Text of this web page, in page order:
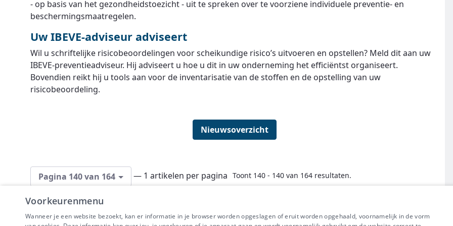
- op basis van het gezondheidstoezicht - uit te spreken over te voorziene individuele preventie- en
beschermingsmaatregelen.
Uw IBEVE-adviseur adviseert
Wil u schriftelijke risicobeoordelingen voor scheikundige risico’s uitvoeren en opstellen? Meld dit aan uw
IBEVE-preventieadviseur. Hij adviseert u hoe u dit in uw onderneming het efficiëntst organiseert.
Bovendien reikt hij u tools aan voor de inventarisatie van de stoffen en de opstelling van uw
risicobeoordeling.
Nieuwsoverzicht
Pagina 140 van 164 — 1 artikelen per pagina Toont 140 - 140 van 164 resultaten.
Voorkeurenmenu
Wanneer je een website bezoekt, kan er informatie in je browser worden opgeslagen of eruit worden opgehaald, voornamelijk in de vorm